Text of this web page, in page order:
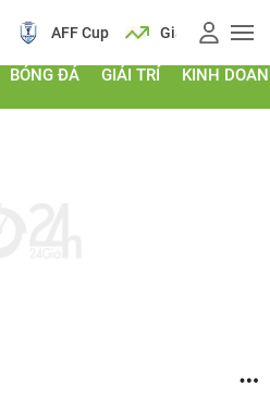
AFF Cup Giá vàng
BÓNG ĐÁ GIẢI TRÍ KINH